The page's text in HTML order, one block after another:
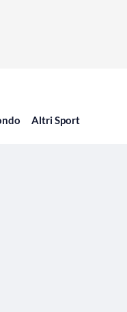
Altri Sport